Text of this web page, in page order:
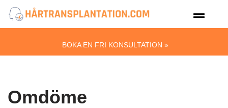
Hoppa
BOKA EN FRI KONSULTATION »
Omdöme